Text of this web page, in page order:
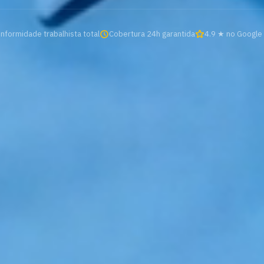
trabalhista total Cobertura 24h garantida 4.9 ★ no Google